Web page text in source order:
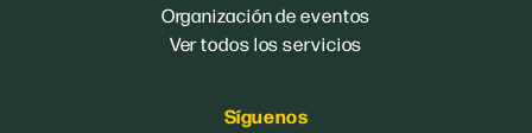
Organización de eventos
Ver todos los servicios
Síguenos